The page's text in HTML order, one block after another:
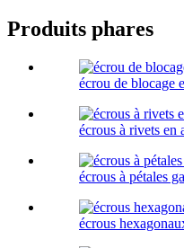
Produits phares
écrou de blocage
écrous à rivets en
écrous à pétales
écrous